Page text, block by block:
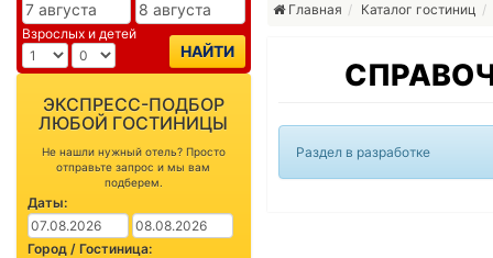
Взрослых и детей
НАЙТИ
ЭКСПРЕСС-ПОДБОР
ЛЮБОЙ ГОСТИНИЦЫ
Не нашли нужный отель? Просто
отправьте запрос и мы вам
подберем.
Даты:
Город / Гостиница:
Главная Каталог гостиниц
Раздел в разработке